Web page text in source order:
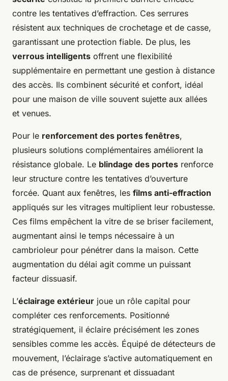
contre les tentatives d’effraction. Ces serrures
résistent aux techniques de crochetage et de casse,
garantissant une protection fiable. De plus, les
verrous intelligents offrent une flexibilité
supplémentaire en permettant une gestion à distance
des accès. Ils combinent sécurité et confort, idéal
pour une maison de ville souvent sujette aux allées
et venues.
Pour le renforcement des portes fenêtres,
plusieurs solutions complémentaires améliorent la
résistance globale. Le blindage des portes renforce
leur structure contre les tentatives d’ouverture
forcée. Quant aux fenêtres, les films anti-effraction
appliqués sur les vitrages multiplient leur robustesse.
Ces films empêchent la vitre de se briser facilement,
augmentant ainsi le temps nécessaire à un
cambrioleur pour pénétrer dans la maison. Cette
augmentation du délai agit comme un puissant
facteur dissuasif.
L’éclairage extérieur joue un rôle capital pour
compléter ces renforcements. Positionné
stratégiquement, il éclaire précisément les zones
sensibles comme les accès. Équipé de détecteurs de
mouvement, l’éclairage s’active automatiquement en
cas de présence, surprenant et dissuadant